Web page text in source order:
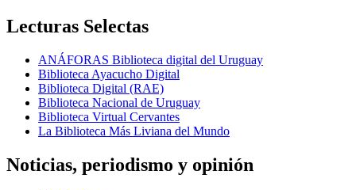
Lecturas Selectas
ANÁFORAS Biblioteca digital del Uruguay
Biblioteca Ayacucho Digital
Biblioteca Digital (RAE)
Biblioteca Nacional de Uruguay
Biblioteca Virtual Cervantes
La Biblioteca Más Liviana del Mundo
Noticias, periodismo y opinión